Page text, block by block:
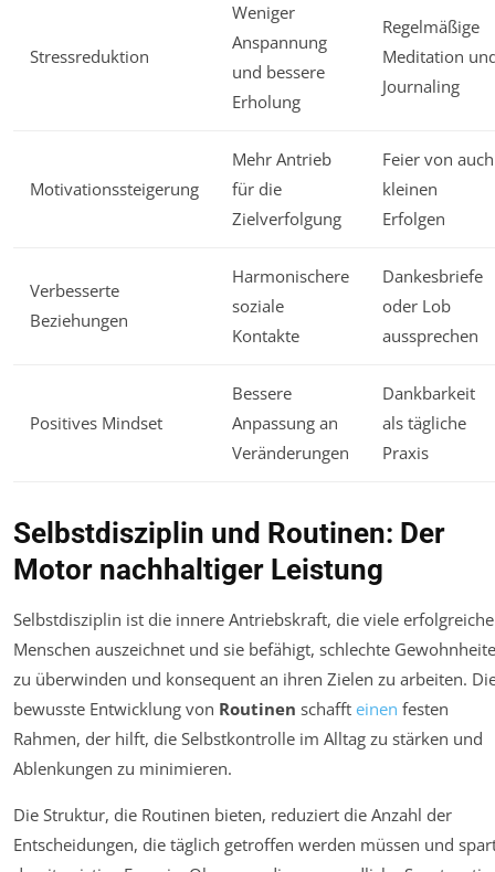
Stressreduktion
Weniger
Anspannung
und bessere
Erholung
Regelmäßige
Meditation
Journaling
Motivationssteigerung
Mehr Antrieb
für die
Zielverfolgung
Feier von auch
kleinen
Erfolgen
Verbesserte
Beziehungen
Harmonischere
soziale
Kontakte
Dankesbriefe
oder Lob
aussprechen
Positives Mindset
Bessere
Anpassung an
Veränderungen
Dankbarkeit
als tägliche
Praxis
Selbstdisziplin und Routinen: Der
Motor nachhaltiger Leistung
Selbstdisziplin ist die innere Antriebskraft, die viele erfolgreiche
Menschen auszeichnet und sie befähigt, schlechte
zu überwinden und konsequent an ihren Zielen zu arbeiten.
bewusste Entwicklung von Routinen schafft einen festen
Rahmen, der hilft, die Selbstkontrolle im Alltag zu stärken und
Ablenkungen zu minimieren.
Die Struktur, die Routinen bieten, reduziert die Anzahl der
Entscheidungen, die täglich getroffen werden müssen und